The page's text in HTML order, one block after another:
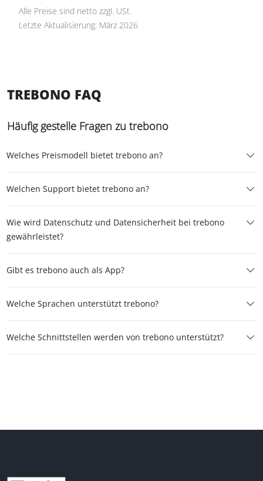
Alle Preise sind netto zzgl. USt.
Letzte Aktualisierung: März 2026
TREBONO FAQ
Häufig gestelle Fragen zu trebono
Welches Preismodell bietet trebono an?
Welchen Support bietet trebono an?
Wie wird Datenschutz und Datensicherheit bei trebono
gewährleistet?
Gibt es trebono auch als App?
Welche Sprachen unterstützt trebono?
Welche Schnittstellen werden von trebono unterstützt?